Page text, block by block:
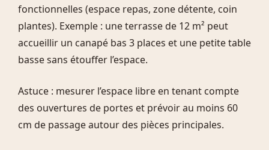
fonctionnelles (espace repas, zone détente, coin
plantes). Exemple : une terrasse de 12 m² peut
accueillir un canapé bas 3 places et une petite table
basse sans étouffer l’espace.
Astuce : mesurer l’espace libre en tenant compte
des ouvertures de portes et prévoir au moins 60
cm de passage autour des pièces principales.